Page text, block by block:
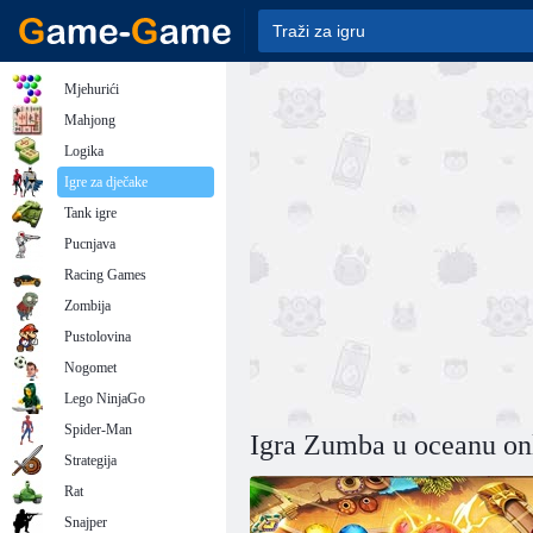
Igra Zumba u oceanu
Mjehurići
Mahjong
Logika
Igre za dječake
Tank igre
Pucnjava
Racing Games
Zombija
Pustolovina
Nogomet
Lego NinjaGo
Spider-Man
Strategija
Rat
Snajper